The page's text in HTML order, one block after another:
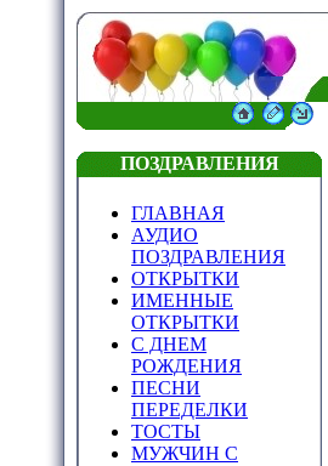
ПОЗДРАВЛЕНИЯ
ГЛАВНАЯ
АУДИО
ПОЗДРАВЛЕНИЯ
ОТКРЫТКИ
ИМЕННЫЕ
ОТКРЫТКИ
С ДНЕМ
РОЖДЕНИЯ
ПЕСНИ
ПЕРЕДЕЛКИ
ТОСТЫ
МУЖЧИН С